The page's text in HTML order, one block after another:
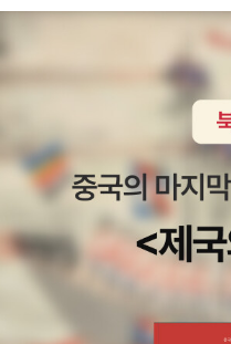
yo는 연애를 수정과 속 잣 같
같은 것이다. 아니다, 이건 정
생각한다면, 연애 권하는
각한다. 연애란 정말 죽 같은
없다. 같은 팥으로 만들어도
기 십상이다. 나는 팥죽을
되었거나, 믿을 수 없게도 팥
어나오는 말도 안 되는 일이
팥이라면 연애는 죽 같은 것
날은 그런 음식이 있다는 것
었다. 저자들은 대학생과 지
계층의 참여는 소외되는 경
트가 아닌 소외된 4월 혁명
된 목적이다. 부정선거 반대
이었다. 이들은 학도호국단
리 행동에 나섰다. 실업자,
도 두드러졌다. 이들은 부마
대규모 민주항쟁마다 활약했
도 누락됐다. 학생뿐 아니라
섭다. 대부분의 경우 이 놈이
잡기 때문이다. 내가 옹졸하
았을 때는 이미 물이 엎질러
질까. 편견이 생존에 유리하
나간 것 같은데도 여전히 사
다. 왜 그런지를 공부해야, 조
겠지. 추천사가 너무 재미있
을 필요가 없다는 생각이 든
요가 있다.” 처음 듣는 이름
게 몹시 많은 것 같은 저 제목
목들은... 사실 제목 읽는 것